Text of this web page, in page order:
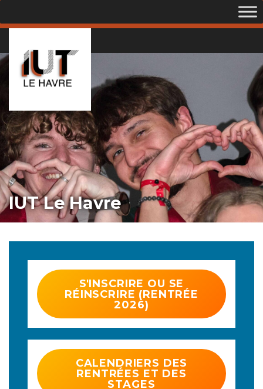
IUT Le Havre
S'INSCRIRE OU SE
RÉINSCRIRE (RENTRÉE
2026)
CALENDRIERS DES
RENTRÉES ET DES
STAGES